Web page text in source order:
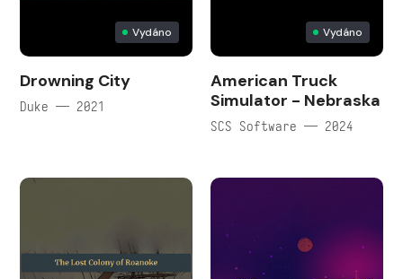
Vydáno
Drowning City
Duke — 2021
Vydáno
American Truck
Simulator - Nebraska
SCS Software — 2024